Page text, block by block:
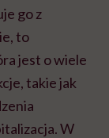
go z
to
jest o wiele
takie jak
W